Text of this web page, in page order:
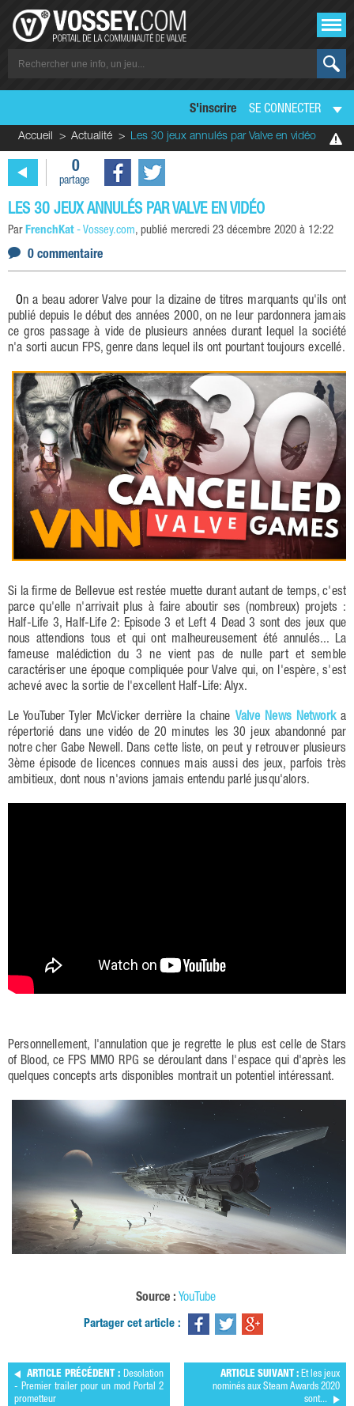
S'inscrire SE CONNECTER
Accueil Actualité Les 30 jeux annulés par Valve en vidéo
0
partage
LES 30 JEUX ANNULÉS PAR VALVE EN VIDÉO
Par FrenchKat- Vossey.com, publié mercredi 23 décembre 2020 à 12:22
0 commentaire
On a beau adorer Valve pour la dizaine de titres marquants qu'ils ont
publié depuis le début des années 2000, on ne leur pardonnera jamais
ce gros passage à vide de plusieurs années durant lequel la société
n'a sorti aucun FPS, genre dans lequel ils ont pourtant toujours excellé.
Si la firme de Bellevue est restée muette durant autant de temps, c'est
parce qu'elle n'arrivait plus à faire aboutir ses (nombreux) projets :
Half-Life 3, Half-Life 2: Episode 3 et Left 4 Dead 3 sont des jeux que
nous attendions tous et qui ont malheureusement été annulés... La
fameuse malédiction du 3 ne vient pas de nulle part et semble
caractériser une époque compliquée pour Valve qui, on l'espère, s'est
achevé avec la sortie de l'excellent Half-Life: Alyx.
Le YouTuber Tyler McVicker derrière la chaine Valve News Networka
répertorié dans une vidéo de 20 minutes les 30 jeux abandonné par
notre cher Gabe Newell. Dans cette liste, on peut y retrouver plusieurs
3ème épisode de licences connues mais aussi des jeux, parfois très
ambitieux, dont nous n'avions jamais entendu parlé jusqu'alors.
Personnellement, l'annulation que je regrette le plus est celle de Stars
of Blood, ce FPS MMO RPG se déroulant dans l'espace qui d'après les
quelques concepts arts disponibles montrait un potentiel intéressant.
Source : YouTube
Partager cet article :
ARTICLE PRÉCÉDENT : Desolation
- Premier trailer pour un mod Portal 2
prometteur
ARTICLE SUIVANT : Et les jeux
nominés aux Steam Awards 2020
sont...